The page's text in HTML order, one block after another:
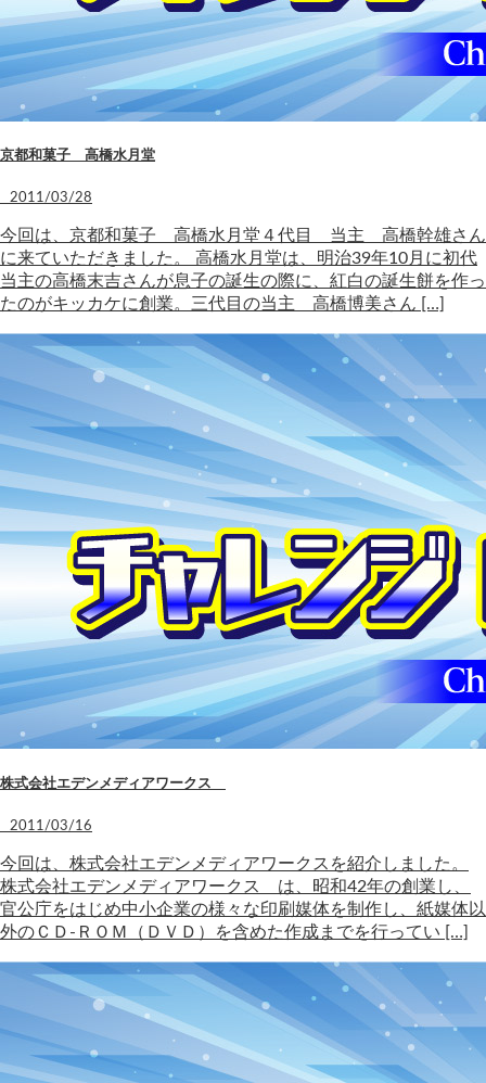
京都和菓子 高橋水月堂
2011/03/28
今回は、京都和菓子 高橋水月堂４代目 当主 高橋幹雄さん
に来ていただきました。 高橋水月堂は、明治39年10月に初代
当主の高橋末吉さんが息子の誕生の際に、紅白の誕生餅を作っ
たのがキッカケに創業。三代目の当主 高橋博美さん […]
株式会社エデンメディアワークス
2011/03/16
今回は、株式会社エデンメディアワークスを紹介しました。
株式会社エデンメディアワークス は、昭和42年の創業し、
官公庁をはじめ中小企業の様々な印刷媒体を制作し、紙媒体以
外のＣＤ-ＲＯＭ（ＤＶＤ）を含めた作成までを行ってい […]